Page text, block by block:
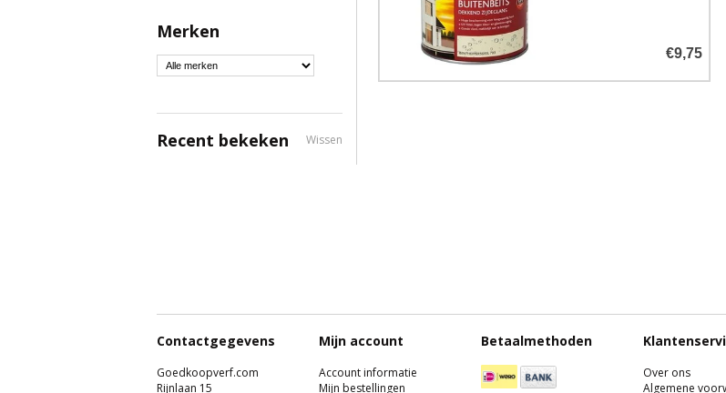
Merken
Recent bekeken Wissen
€9,75
Contactgegevens
Goedkoopverf.com
Rijnlaan 15
Mijn account
Account informatie
Mijn bestellingen
Betaalmethoden
Over ons
Algemene